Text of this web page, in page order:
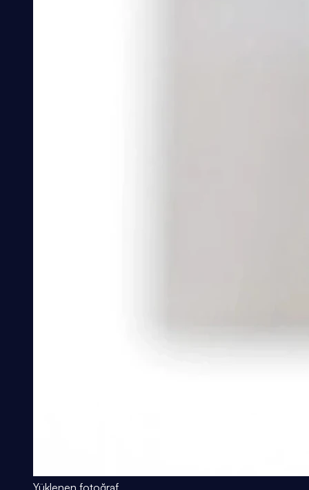
Yüklenen fotoğraf